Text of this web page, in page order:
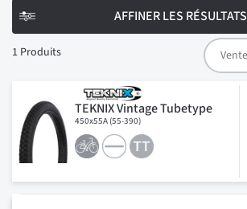
1 Produits
TEKNIX Vintage Tubetype
450x55A (55-390)
AFFINER LES RÉSULTATS